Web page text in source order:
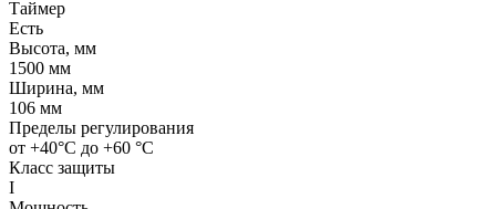
Таймер
Есть
Высота, мм
1500 мм
Ширина, мм
106 мм
Пределы регулирования
от +40°C до +60 °C
Класс защиты
I